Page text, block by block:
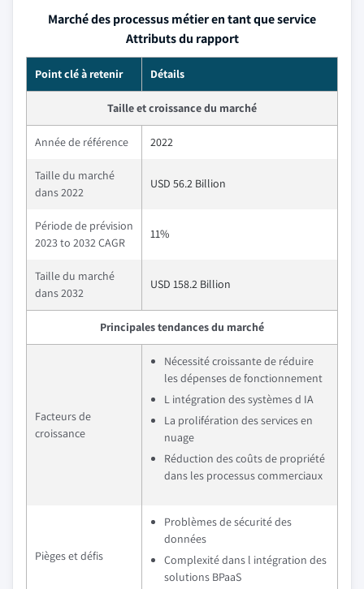
Marché des processus métier en tant que service
Attributs du rapport
Point clé à retenir Détails
Taille et croissance du marché
Année de référence 2022
Taille du marché
dans 2022
USD 56.2 Billion
Période de prévision
2023 to 2032 CAGR
11%
Taille du marché
dans 2032
USD 158.2 Billion
Principales tendances du marché
Facteurs de
croissance
Nécessité croissante de réduire
les dépenses de fonctionnement
L intégration des systèmes d IA
La prolifération des services en
nuage
Réduction des coûts de propriété
dans les processus commerciaux
Pièges et défis
Problèmes de sécurité des
données
Complexité dans l intégration des
solutions BPaaS